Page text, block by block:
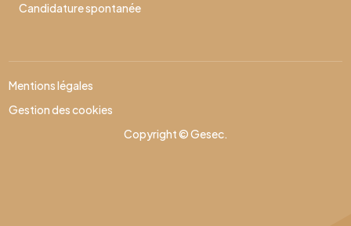
Candidature spontanée
Copyright © Gesec.
Mentions légales
Gestion des cookies